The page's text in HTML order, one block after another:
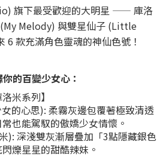
旗下最受歡迎的大明星 —— 庫洛
Melody) 與雙星仙子 (Little
6 款充滿角色靈魂的神仙色號！
的百變少女心：
米系列】
的心思): 柔霧灰邊包覆著極致清透
也能駕馭的傲嬌少女情懷。
): 深淺雙灰漸層疊加「3點隱藏銀色
爍星星的甜酷辣妹。